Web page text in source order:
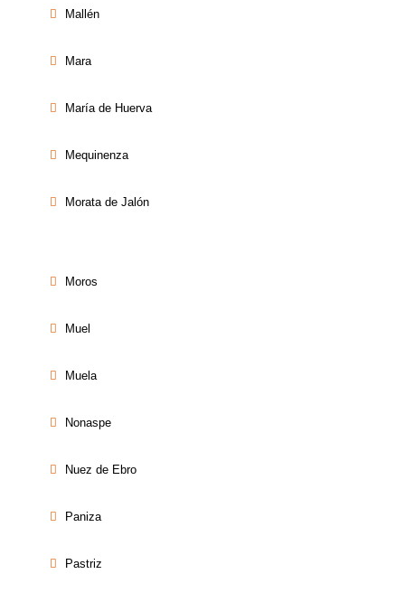
Mallén
Mara
María de Huerva
Mequinenza
Morata de Jalón
Moros
Muel
Muela
Nonaspe
Nuez de Ebro
Paniza
Pastriz